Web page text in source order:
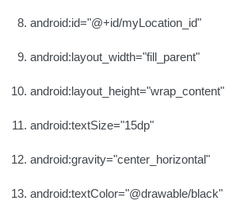
android:id="@+id/myLocation_id"
android:layout_width="fill_parent"
android:layout_height="wrap_content"
android:textSize="15dp"
android:gravity="center_horizontal"
android:textColor="@drawable/black"